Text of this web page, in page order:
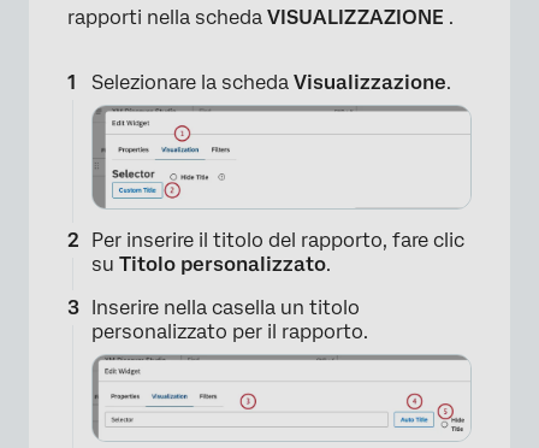
rapporti nella scheda VISUALIZZAZIONE .
Selezionare la scheda Visualizzazione.
Per inserire il titolo del rapporto, fare clic
su Titolo personalizzato.
Inserire nella casella un titolo
personalizzato per il rapporto.